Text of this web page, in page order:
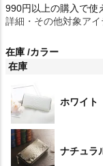
990円以上の購入で使
詳細・その他対象ア
在庫 カラー
在庫
ホワイト
ナチュラ